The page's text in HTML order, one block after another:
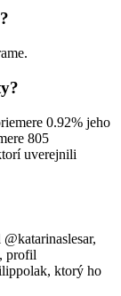
0.92% jeho
805
uverejnili
profil
ktorý ho